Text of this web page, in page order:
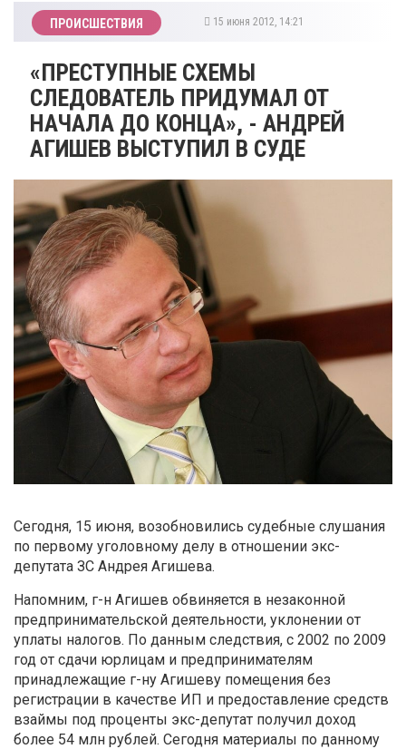
ПРОИСШЕСТВИЯ 15 июня 2012, 14:21
«ПРЕСТУПНЫЕ СХЕМЫ
СЛЕДОВАТЕЛЬ ПРИДУМАЛ ОТ
НАЧАЛА ДО КОНЦА», - АНДРЕЙ
АГИШЕВ ВЫСТУПИЛ В СУДЕ
Сегодня, 15 июня, возобновились судебные слушания
по первому уголовному делу в отношении экс-
депутата ЗС Андрея Агишева.
Напомним, г-н Агишев обвиняется в незаконной
предпринимательской деятельности, уклонении от
уплаты налогов. По данным следствия, с 2002 по 2009
год от сдачи юрлицам и предпринимателям
принадлежащие г-ну Агишеву помещения без
регистрации в качестве ИП и предоставление средств
взаймы под проценты экс-депутат получил доход
более 54 млн рублей. Сегодня материалы по данному